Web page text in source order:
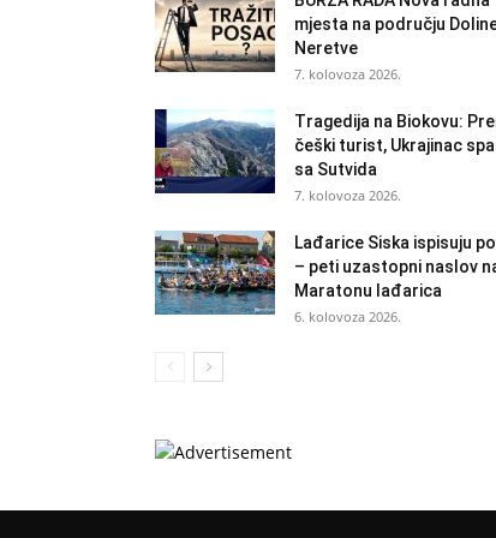
mjesta na području
Neretve
7. kolovoza 2026.
Tragedija na Biokovu:
češki turist, Ukrajinac
sa Sutvida
7. kolovoza 2026.
Lađarice Siska ispisuju
– peti uzastopni naslov
Maratonu lađarica
6. kolovoza 2026.